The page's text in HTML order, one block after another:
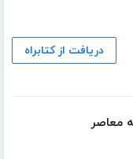
دریافت از کتابراه
معاصر